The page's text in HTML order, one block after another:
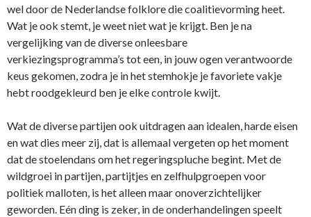
wel door de Nederlandse folklore die coalitievorming heet.
Wat je ook stemt, je weet niet wat je krijgt. Ben je na
vergelijking van de diverse onleesbare
verkiezingsprogramma’s tot een, in jouw ogen verantwoorde
keus gekomen, zodra je in het stemhokje je favoriete vakje
hebt roodgekleurd ben je elke controle kwijt.
Wat de diverse partijen ook uitdragen aan idealen, harde eisen
en wat dies meer zij, dat is allemaal vergeten op het moment
dat de stoelendans om het regeringspluche begint. Met de
wildgroei in partijen, partijtjes en zelfhulpgroepen voor
politiek malloten, is het alleen maar onoverzichtelijker
geworden. Eén ding is zeker, in de onderhandelingen speelt